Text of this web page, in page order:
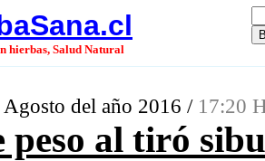
hierbas, Salud Natural
del año 2016 / 17:20
peso al tiró